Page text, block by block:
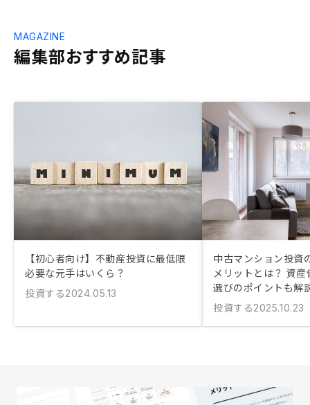
編集部おすすめ記事
MAGAZINE
【初心者向け】不動産投資に最低限
必要な元手はいくら？
投資する2024.05.13
中古マンション投資
メリットとは？ 資
選びのポイントも解
投資する2025.10.23